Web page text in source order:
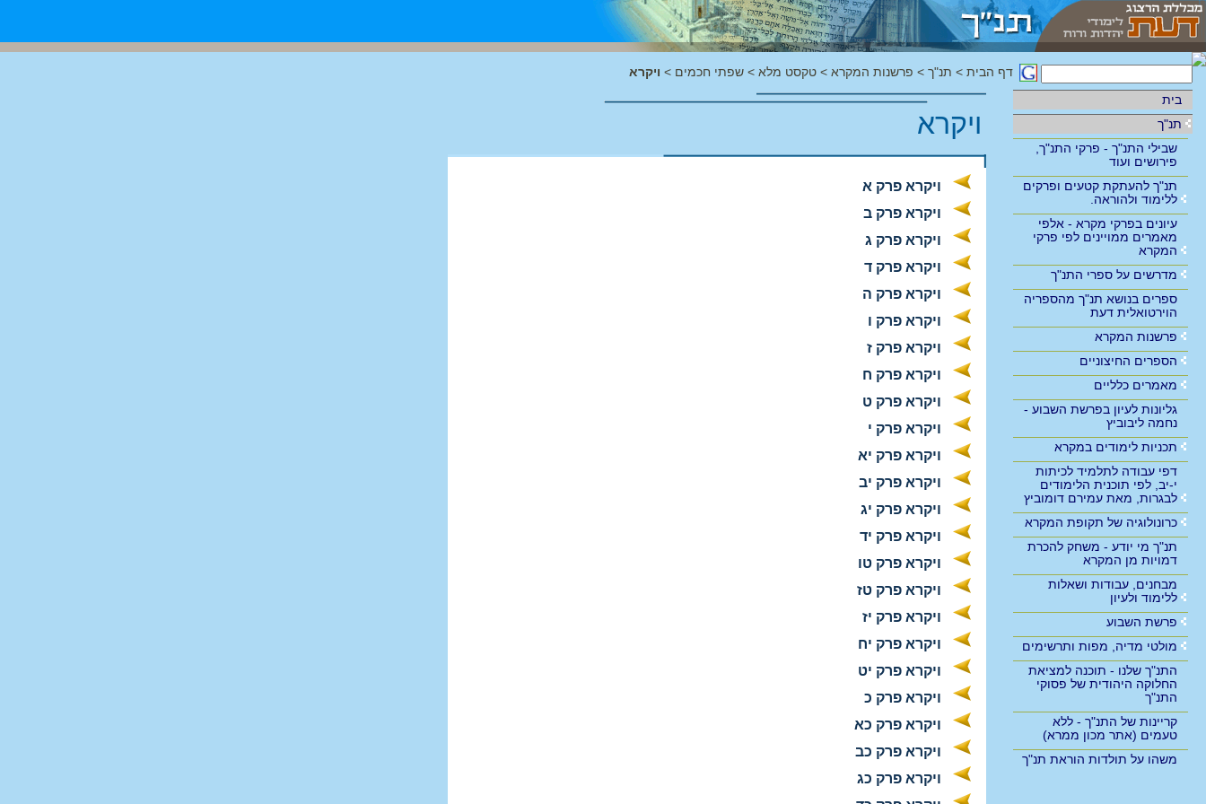
בית
תנ"ך
שבילי התנ"ך - פרקי התנ"ך,
פירושים ועוד
תנ"ך להעתקת קטעים ופרקים
ללימוד ולהוראה.
עיונים בפרקי מקרא - אלפי
מאמרים ממויינים לפי פרקי
המקרא
מדרשים על ספרי התנ"ך
ספרים בנושא תנ"ך מהספריה
הוירטואלית דעת
פרשנות המקרא
הספרים החיצוניים
מאמרים כלליים
גליונות לעיון בפרשת השבוע -
נחמה ליבוביץ
תכניות לימודים במקרא
דפי עבודה לתלמיד לכיתות
י-יב, לפי תוכנית הלימודים
לבגרות, מאת עמירם דומוביץ
כרונולוגיה של תקופת המקרא
תנ"ך מי יודע - משחק להכרת
דמויות מן המקרא
מבחנים, עבודות ושאלות
ללימוד ולעיון
פרשת השבוע
מולטי מדיה, מפות ותרשימים
התנ"ך שלנו - תוכנה למציאת
החלוקה היהודית של פסוקי
התנ"ך
קריינות של התנ"ך - ללא
טעמים (אתר מכון ממרא)
משהו על תולדות הוראת תנ"ך
דף הבית > תנ"ך > פרשנות המקרא > טקסט מלא > שפתי חכמים > ויקרא
ויקרא
ויקרא פרק א
ויקרא פרק ב
ויקרא פרק ג
ויקרא פרק ד
ויקרא פרק ה
ויקרא פרק ו
ויקרא פרק ז
ויקרא פרק ח
ויקרא פרק ט
ויקרא פרק י
ויקרא פרק יא
ויקרא פרק יב
ויקרא פרק יג
ויקרא פרק יד
ויקרא פרק טו
ויקרא פרק טז
ויקרא פרק יז
ויקרא פרק יח
ויקרא פרק יט
ויקרא פרק כ
ויקרא פרק כא
ויקרא פרק כב
ויקרא פרק כג